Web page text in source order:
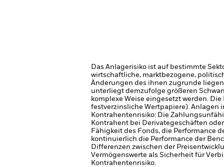
Das Anlagerisiko ist auf bestimmte
wirtschaftliche, marktbezogene,
Änderungen des ihnen zugrunde
unterliegt demzufolge größeren
komplexe Weise eingesetzt werden. Die
festverzinsliche Wertpapiere). Anlagen
Kontrahentenrisiko: Die
Kontrahent bei Derivategeschäften
Fähigkeit des Fonds, die Performance
kontinuierlich die Performance der
Differenzen zwischen der
Vermögenswerte als Sicherheit für
Kontrahentenrisiko.